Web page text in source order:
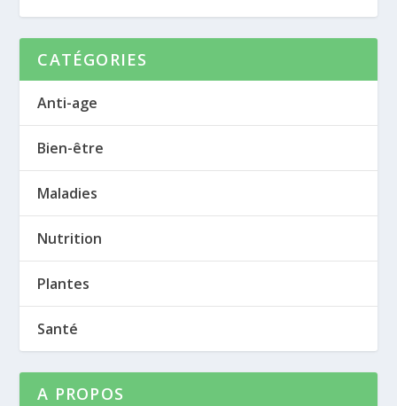
CATÉGORIES
Anti-age
Bien-être
Maladies
Nutrition
Plantes
Santé
A PROPOS